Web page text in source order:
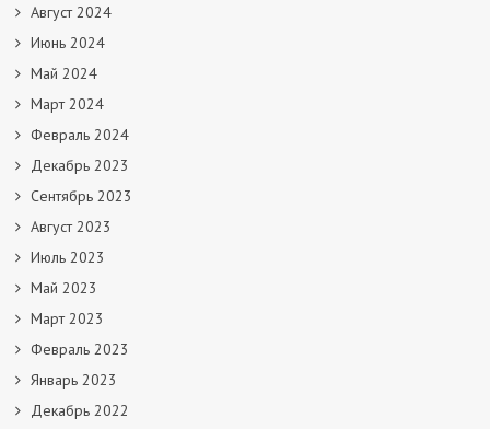
Август 2024
Июнь 2024
Май 2024
Март 2024
Февраль 2024
Декабрь 2023
Сентябрь 2023
Август 2023
Июль 2023
Май 2023
Март 2023
Февраль 2023
Январь 2023
Декабрь 2022